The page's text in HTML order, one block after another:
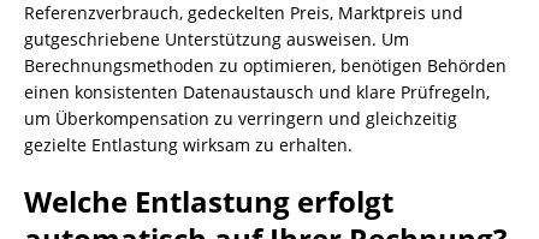
Referenzverbrauch, gedeckelten Preis, Marktpreis und
gutgeschriebene Unterstützung ausweisen. Um
Berechnungsmethoden zu optimieren, benötigen Behörden
einen konsistenten Datenaustausch und klare Prüfregeln,
um Überkompensation zu verringern und gleichzeitig
gezielte Entlastung wirksam zu erhalten.
Welche Entlastung erfolgt